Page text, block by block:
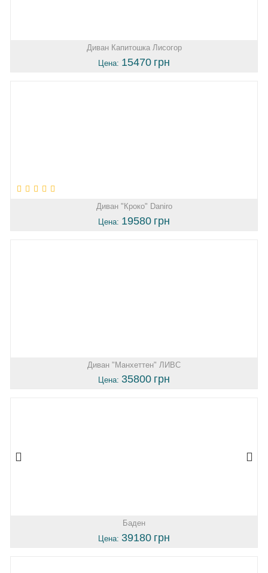
Диван Капитошка Лисогор
Цена: 15470 грн
Диван "Кроко" Daniro
Цена: 19580 грн
Диван "Манхеттен" ЛИВС
Цена: 35800 грн
Баден
Цена: 39180 грн